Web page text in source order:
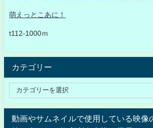
萌えっとこあに！
t112-1000ｍ
カテゴリー
動画やサムネイルで使用している映像